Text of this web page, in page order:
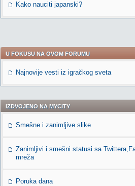
Kako nauciti japanski?
U FOKUSU NA OVOM FORUMU
Najnovije vesti iz igračkog sveta
IZDVOJENO NA MYCITY
Smešne i zanimljive slike
Zanimljivi i smešni statusi sa
mreža
Poruka dana